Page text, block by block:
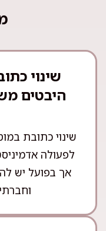
שינוי
היבטים
שינוי כתובת
לפעולה
אך בפועל יש